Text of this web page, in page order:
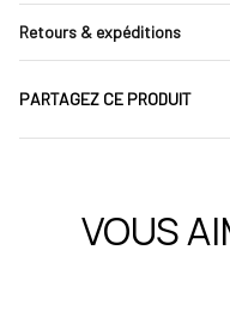
Retours & expéditions
PARTAGEZ CE PRODUIT
VOUS